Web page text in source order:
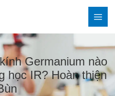
Germanium nào
học IR? Hoàn thiện